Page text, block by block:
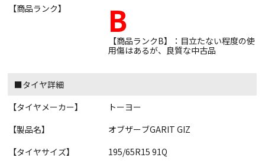
【商品ランク】 B
【商品ランクB】：目立たない程度の使
用傷はあるが、良質な中古品
■タイヤ詳細
【タイヤメーカー】
トーヨー
【製品名】
オブザーブGARIT GIZ
【タイヤサイズ】
195/65R15 91Q